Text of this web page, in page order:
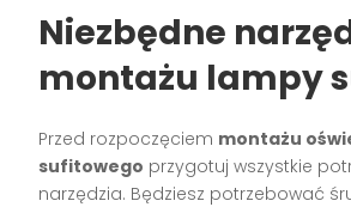
Niezbędne
montażu lampy
Przed rozpoczęciem montażu
sufitowego przygotuj wszystkie
narzędzia. Będziesz potrzebować